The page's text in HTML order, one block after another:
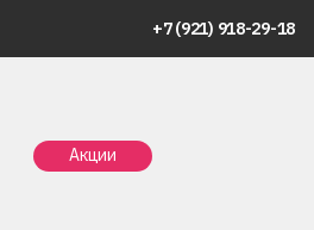
+7 (921) 918-29-18
Акции зубов